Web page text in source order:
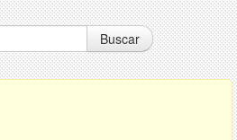
Buscar